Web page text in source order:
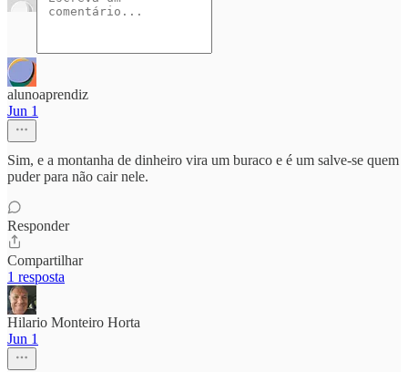
alunoaprendiz
Jun 1
Sim, e a montanha de dinheiro vira um buraco e é um salve-se quem
puder para não cair nele.
Responder
Compartilhar
1 resposta
Hilario Monteiro Horta
Jun 1